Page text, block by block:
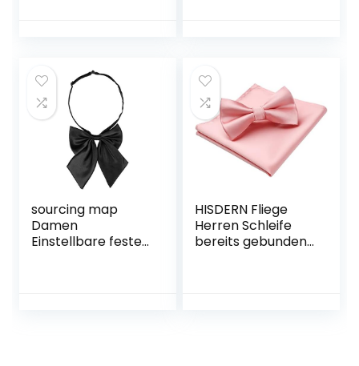
sourcing map
Damen
Einstellbare feste
HISDERN Fliege
Herren Schleife
bereits gebunden